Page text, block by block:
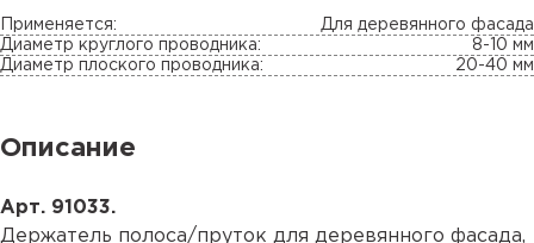
Применяется:
Для деревянного фасада
Диаметр круглого проводника:
8-10 мм
Диаметр плоского проводника:
20-40 мм
Описание
Арт. 91033.
Держатель полоса/пруток для деревянного фасада,